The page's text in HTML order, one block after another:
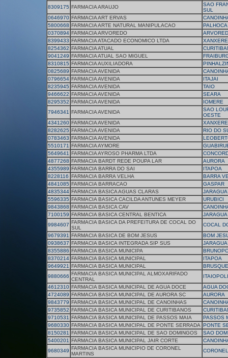
8309175 FARMACIA ARAUJO
SAO
SUL
0646970 FARMACIA ART ERVAS
5800668 FARMACIA ARTE NATURAL MANIPULACAO
PALHOCA
0370894 FARMACIA ARVOREDO
8399433 FARMACIA ATACADO ECONOMICO LTDA
XANXERE
8254362 FARMACIA ATUAL
9041249 FARMACIA ATUAL SAO MIGUEL
8310815 FARMACIA AUXILIADORA
0825689 FARMACIA AVENIDA
0796654 FARMACIA AVENIDA
ITAJAI
8235945 FARMACIA AVENIDA
TAIO
9466622 FARMACIA AVENIDA
SEARA
8295352 FARMACIA AVENIDA
IOMERE
7946341 FARMACIA AVENIDA
SAO
OESTE
4341260 FARMACIA AVENIDA
XANXERE
8282625 FARMACIA AVENIDA
RIO DO
0783463 FARMACIA AVENIDA
5510171 FARMACIA AYMORE
5649641 FARMACIA AYROSO PHARMA LTDA
4877268 FARMACIA BARDT REDE POUPA LAR
AURORA
4355989 FARMACIA BARRA DO SAI
ITAPOA
8228116 FARMACIA BARRA VELHA
BARRA
4841085 FARMACIA BARRACAO
GASPAR
4835344 FARMACIA BASICA AGUAS CLARAS
5596335 FARMACIA BASICA CACILDA ANTUNES MEYER
URUBICI
9843868 FARMACIA BASICA CAV
7100159 FARMACIA BASICA CENTRAL BENTICA
9984607 FARMACIA BASICA DA PREFEITURA DE COCAL DO
SUL
COCAL
9679391 FARMACIA BASICA DE BOM JESUS
BOM
0938637 FARMACIA BASICA INTEGRADA SIP SUS
8355886 FARMACIA BASICA MUNICIPA
8370214 FARMACIA BASICA MUNICIPAL
ITAPOA
9649921 FARMACIA BASICA MUNICIPAL
BRUSQUE
9880666 FARMACIA BASICA MUNICIPAL ALMOXARIFADO
CENTRAL
4612310 FARMACIA BASICA MUNICIPAL DE AGUA DOCE
AGUA
4724089 FARMACIA BASICA MUNICIPAL DE AURORA SC
AURORA
9843779 FARMACIA BASICA MUNICIPAL DE CANOINHAS
9735852 FARMACIA BASICA MUNICIPAL DE CURITIBANOS
9710531 FARMACIA BASICA MUNICIPAL DE PASSOS MAIA
PASSOS
9680330 FARMACIA BASICA MUNICIPAL DE PONTE SERRADA PONTE
8150281 FARMACIA BASICA MUNICIPAL DE SAO DOMINGOS
SAO
5400201 FARMACIA BASICA MUNICIPAL JAIR CORTE
9680349 FARMACIA BASICA MUNICIPIO DE CORONEL
MARTINS